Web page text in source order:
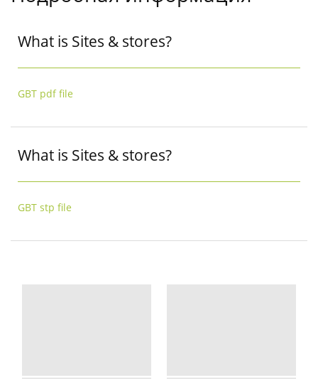
What is Sites & stores?
GBT pdf file
What is Sites & stores?
GBT stp file